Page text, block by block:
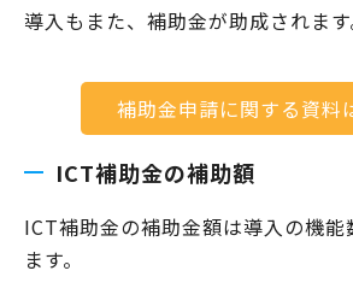
導入もまた、補助金が助成されます
補助金申請に関する資料
ICT補助金の補助額
ICT補助金の補助金額は導入の機能
ます。